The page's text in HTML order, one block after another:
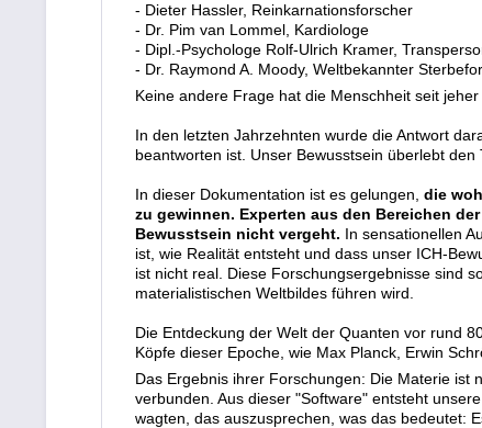
- Dieter Hassler, Reinkarnationsforscher
- Dr. Pim van Lommel, Kardiologe
- Dipl.-Psychologe Rolf-Ulrich Kramer,
- Dr. Raymond A. Moody, Weltbekannter
Keine andere Frage hat die Menschheit seit
In den letzten Jahrzehnten wurde die Antwort
beantworten ist. Unser Bewusstsein überlebt
In dieser Dokumentation ist es gelungen, die
zu gewinnen. Experten aus den Bereichen
Bewusstsein nicht vergeht. In sensationellen
ist, wie Realität entsteht und dass unser ICH-
ist nicht real. Diese Forschungsergebnisse sind
materialistischen Weltbildes führen wird.
Die Entdeckung der Welt der Quanten vor rund
Köpfe dieser Epoche, wie Max Planck, Erwin
Das Ergebnis ihrer Forschungen: Die Materie ist
verbunden. Aus dieser "Software" entsteht
wagten, das auszusprechen, was das bedeutet: